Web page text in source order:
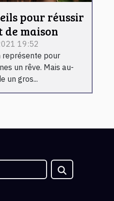
pour réussir
de maison
19:52
représente pour
un rêve. Mais au-
un gros...